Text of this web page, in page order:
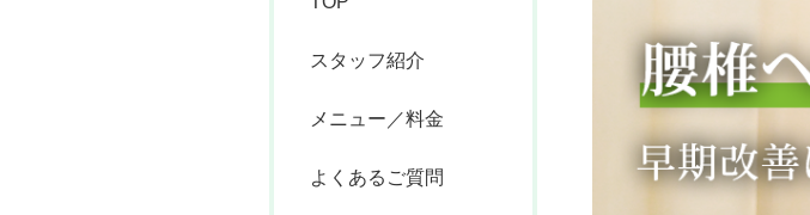
スタッフ紹介
メニュー／料金
よくあるご質問